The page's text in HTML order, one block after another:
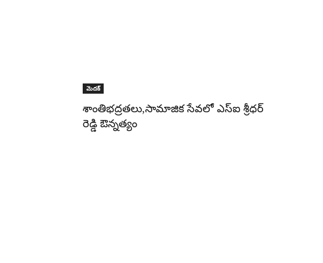
మెదక్‌
శాంతిభద్రతలు,సామాజిక సేవలో ఎస్ఐ శ్రీధర్
రెడ్డి ఔన్నత్యం